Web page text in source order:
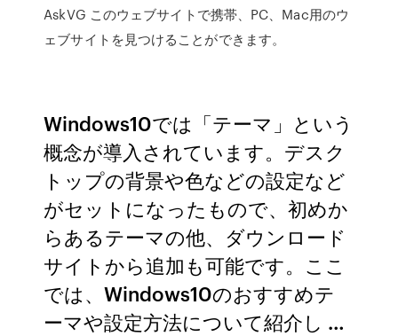
AskVG このウェブサイトで携帯、PC、Mac用のウ
ェブサイトを見つけることができます。
Windows10では「テーマ」という
概念が導入されています。デスク
トップの背景や色などの設定など
がセットになったもので、初めか
らあるテーマの他、ダウンロード
サイトから追加も可能です。ここ
では、Windows10のおすすめテ
ーマや設定方法について紹介し …